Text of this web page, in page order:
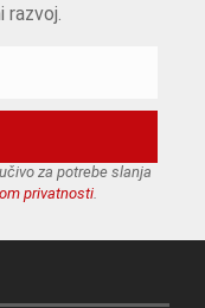
razvoj.
za potrebe slanja
privatnosti.